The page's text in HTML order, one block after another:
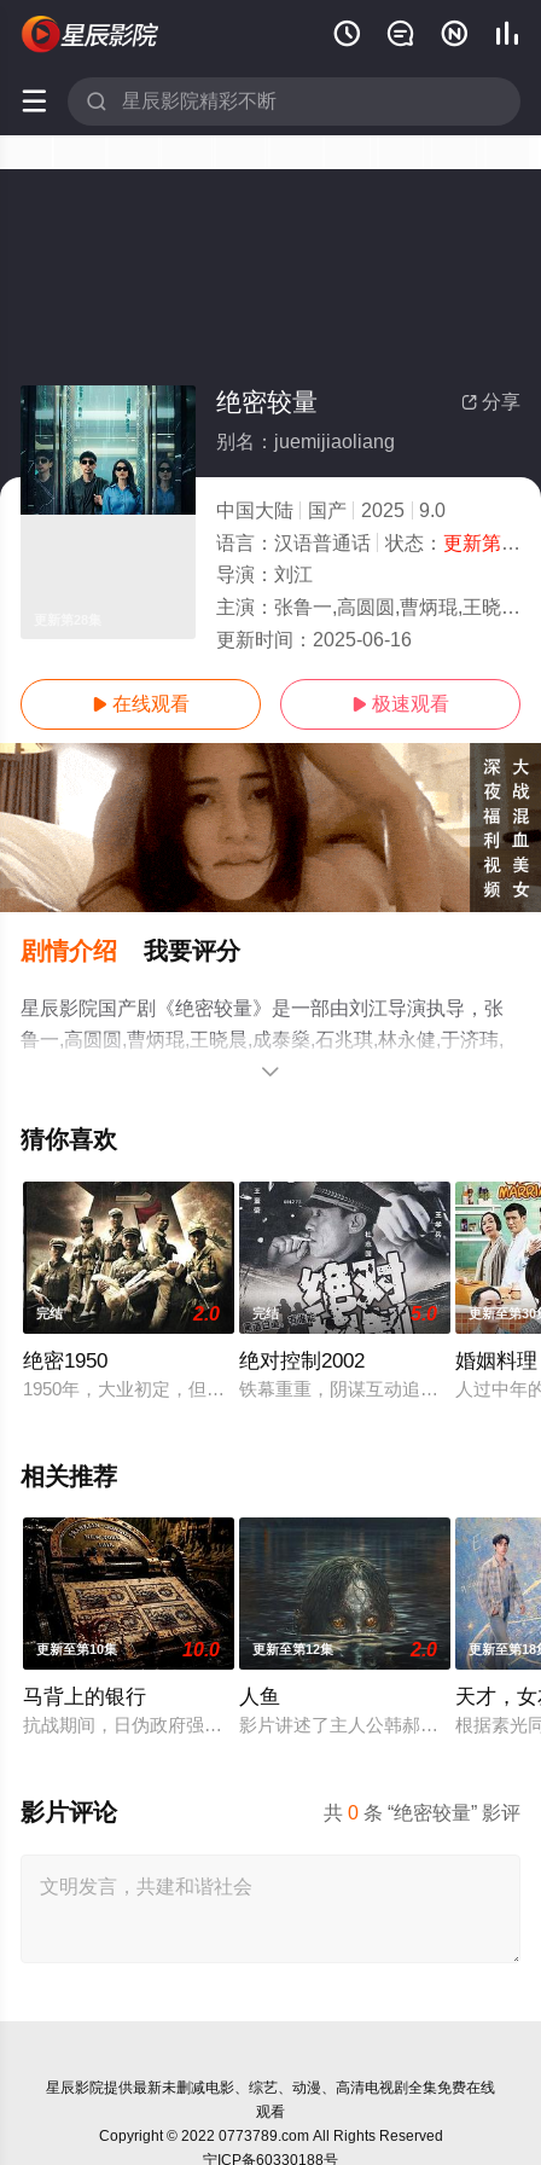
   
 
 分享
绝密较量
别名：juemijiaoliang
中国大陆 国产 2025
9.0
语言： 汉语普通话 状态： 更新第28集
导演： 刘江
主演： 张鲁一,高圆圆,曹炳琨,王晓晨,成泰燊,石兆琪,林永健,于济玮,李宗璠
更新时间： 2025-06-16
 在线观看  极速观看
剧情介绍 我要评分
星辰影院国产剧《绝密较量》是一部由刘江导演执导，张
鲁一,高圆圆,曹炳琨,王晓晨,成泰燊,石兆琪,林永健,于济玮,
李宗璠等演员精彩演绎的中国大陆电视剧，手机免费观看
息可移步至豆瓣电视剧、电视猫或剧情网等平台了解。

猜你喜欢
完结 2.0
绝密1950
1950年，大业初定，但在新中国的边陲狼烟仍未散去，境外势
完结 5.0
绝对控制2002
铁幕重重，阴谋互动追寻真凶，往返
更新至第30
婚姻料理
人过中年
相关推荐
更新至第10集 10.0
马背上的银行
抗战期间，日伪政府强行推广、使用由“中国准备银行”发行的
更新至第12集 2.0
人鱼
影片讲述了主人公韩郝（樊少皇 饰
更新至第18
天才，
根据素光
共0 条 “绝密较量” 影评
影片评论
星辰影院提供最新未删减电影、综艺、动漫、高清电视剧全集免费在线
观看
Copyright © 2022 0773789.com All Rights Reserved
宁ICP备60330188号